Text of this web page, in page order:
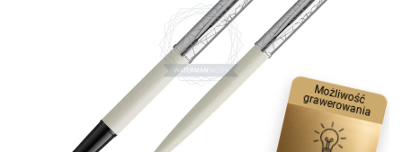
Możliwość grawerowania